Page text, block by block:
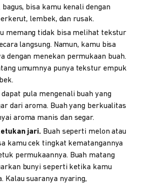
bagus, bisa kamu kenali dengan
lembek, dan rusak.
memang tidak bisa melihat tekstur
langsung. Namun, kamu bisa
dengan menekan permukaan buah.
umumnya punya tekstur empuk
dapat pula mengenali buah yang
dari aroma. Buah yang berkualitas
aroma manis dan segar.
jari. Buah seperti melon atau
kamu cek tingkat kematangannya
permukaannya. Buah matang
bunyi seperti ketika kamu
Kalau suaranya nyaring,